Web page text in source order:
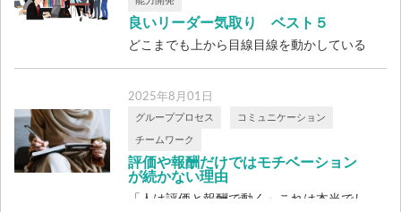
「どう扱うか」 価値観は、行動の軸にな
りま […]
良いリーダー気取り ベスト５
どこまでも上から目線目線を動かしている
つもりでも実は動いていない人の特徴ベス
ト5 […]
2025年8月01日
グループプロセス コミュニケーション
チームワーク
評価や報酬だけではモチベーション
が続かない理由
「人は評価と報酬で動く」これは本当でし